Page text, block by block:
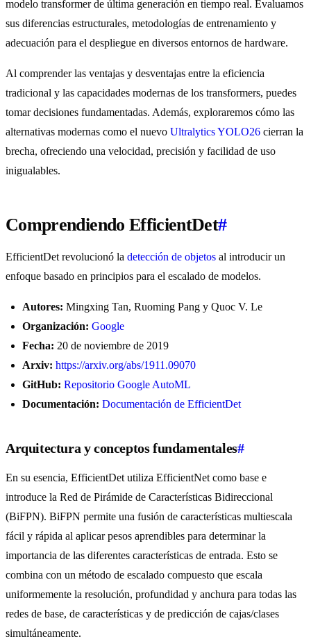
modelo transformer de última generación en tiempo real. Evaluamos
sus diferencias estructurales, metodologías de entrenamiento y
adecuación para el despliegue en diversos entornos de hardware.
Al comprender las ventajas y desventajas entre la eficiencia
tradicional y las capacidades modernas de los transformers, puedes
tomar decisiones fundamentadas. Además, exploraremos cómo las
alternativas modernas como el nuevo Ultralytics YOLO26 cierran la
brecha, ofreciendo una velocidad, precisión y facilidad de uso
inigualables.
Comprendiendo EfficientDet#
EfficientDet revolucionó la detección de objetos al introducir un
enfoque basado en principios para el escalado de modelos.
Autores: Mingxing Tan, Ruoming Pang y Quoc V. Le
Organización: Google
Fecha: 20 de noviembre de 2019
Arxiv: https://arxiv.org/abs/1911.09070
GitHub: Repositorio Google AutoML
Documentación: Documentación de EfficientDet
Arquitectura y conceptos fundamentales#
En su esencia, EfficientDet utiliza EfficientNet como base e
introduce la Red de Pirámide de Características Bidireccional
(BiFPN). BiFPN permite una fusión de características multiescala
fácil y rápida al aplicar pesos aprendibles para determinar la
importancia de las diferentes características de entrada. Esto se
combina con un método de escalado compuesto que escala
uniformemente la resolución, profundidad y anchura para todas las
redes de base, de características y de predicción de cajas/clases
simultáneamente.